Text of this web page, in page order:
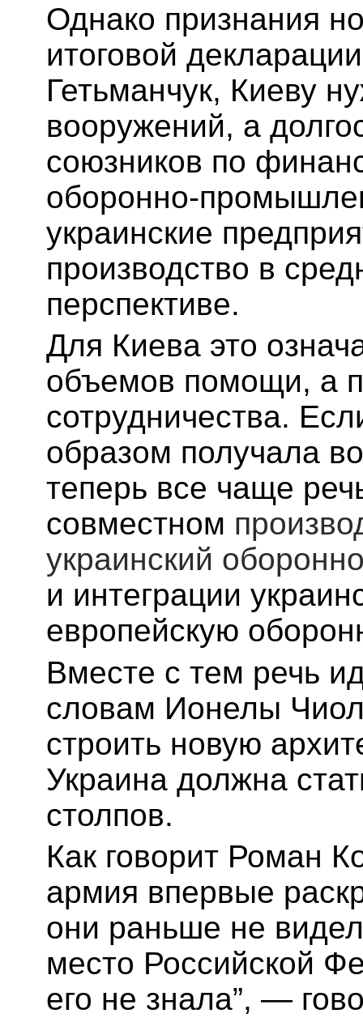
Однако признания
итоговой
Гетьманчук, Киеву
вооружений, а
союзников по
оборонно-
украинские
производство в
перспективе.
Для Киева это
объемов помощи, а
сотрудничества.
образом получала
теперь все чаще
совместном
украинский
и интеграции
европейскую
Вместе с тем речь
словам Ионелы
строить новую
Украина должна
столпов.
Как говорит Роман
армия впервые
они раньше не
место Российской
его не знала”, —